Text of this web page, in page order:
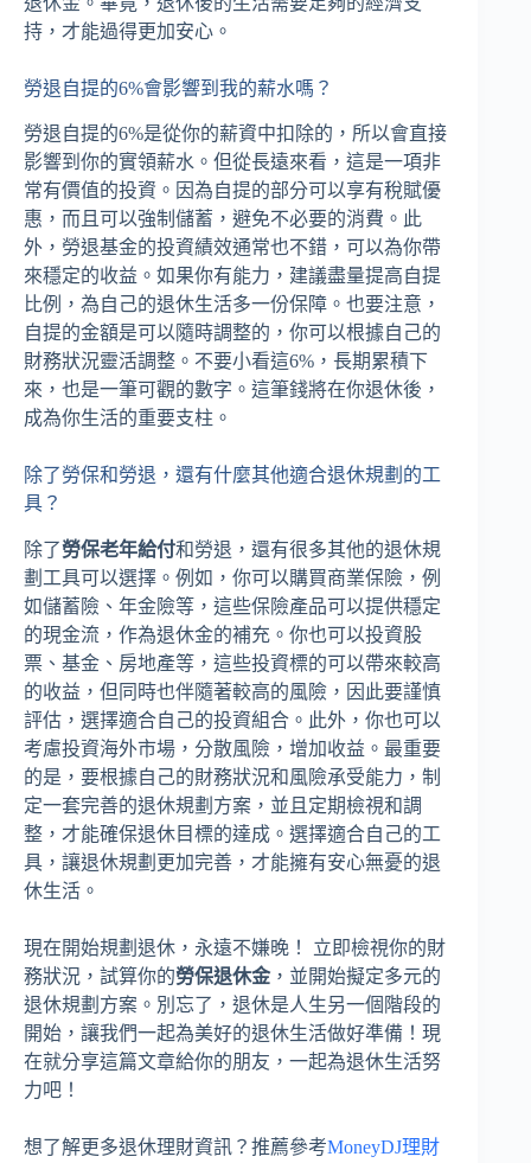
持，才能過得更加安心。
勞退自提的6%會影響到我的薪水嗎？
勞退自提的6%是從你的薪資中扣除的，所以會直接
影響到你的實領薪水。但從長遠來看，這是一項非
常有價值的投資。因為自提的部分可以享有稅賦優
惠，而且可以強制儲蓄，避免不必要的消費。此
外，勞退基金的投資績效通常也不錯，可以為你帶
來穩定的收益。如果你有能力，建議盡量提高自提
比例，為自己的退休生活多一份保障。也要注意，
自提的金額是可以隨時調整的，你可以根據自己的
財務狀況靈活調整。不要小看這6%，長期累積下
來，也是一筆可觀的數字。這筆錢將在你退休後，
成為你生活的重要支柱。
除了勞保和勞退，還有什麼其他適合退休規劃的工
具？
除了勞保老年給付和勞退，還有很多其他的退休規
劃工具可以選擇。例如，你可以購買商業保險，例
如儲蓄險、年金險等，這些保險產品可以提供穩定
的現金流，作為退休金的補充。你也可以投資股
票、基金、房地產等，這些投資標的可以帶來較高
的收益，但同時也伴隨著較高的風險，因此要謹慎
評估，選擇適合自己的投資組合。此外，你也可以
考慮投資海外市場，分散風險，增加收益。最重要
的是，要根據自己的財務狀況和風險承受能力，制
定一套完善的退休規劃方案，並且定期檢視和調
整，才能確保退休目標的達成。選擇適合自己的工
具，讓退休規劃更加完善，才能擁有安心無憂的退
休生活。
現在開始規劃退休，永遠不嫌晚！ 立即檢視你的財
務狀況，試算你的勞保退休金 ，並開始擬定多元的
退休規劃方案。別忘了，退休是人生另一個階段的
開始，讓我們一起為美好的退休生活做好準備！現
在就分享這篇文章給你的朋友，一起為退休生活努
力吧！
想了解更多退休理財資訊？推薦參考MoneyDJ理財